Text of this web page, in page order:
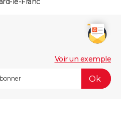
Voir un exemple